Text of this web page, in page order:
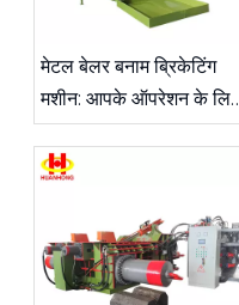
मेटल बेलर बनाम ब्रिकेटिंग
मशीन: आपके ऑपरेशन के लिए
कौन सा बेहतर है?